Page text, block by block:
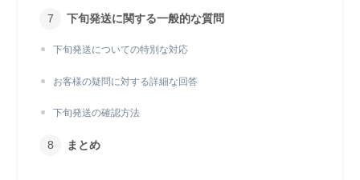
下旬発送に関する一般的な質問
下旬発送についての特別な対応
お客様の疑問に対する詳細な回答
下旬発送の確認方法
まとめ